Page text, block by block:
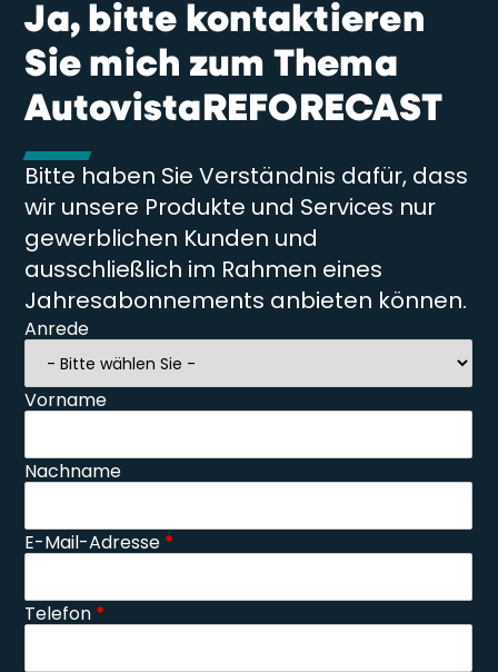
Ja, bitte kontaktieren
Sie mich zum Thema
AutovistaREFORECAST